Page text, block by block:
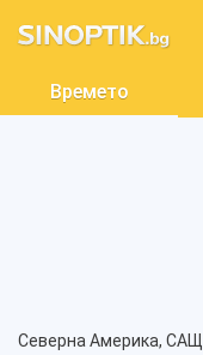
Времето
Северна Америка, САЩ